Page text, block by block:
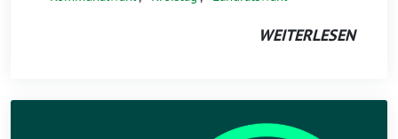
WEITERLESEN